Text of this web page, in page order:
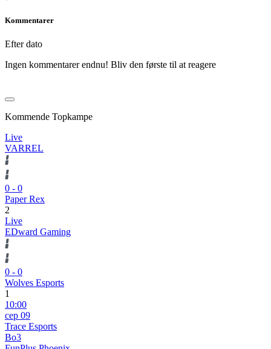
Kommentarer
Efter dato
Ingen kommentarer endnu! Bliv den første til at reagere
Kommende Topkampe
Live
VARREL
0 - 0
Paper Rex
2
Live
EDward Gaming
0 - 0
Wolves Esports
1
10:00
сер 09
Trace Esports
Bo3